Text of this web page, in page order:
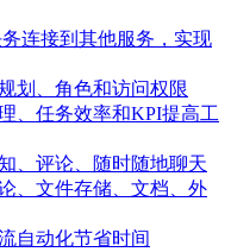
连接到其他服务，实现
划、角色和访问权限
、任务效率和KPI提高工
、评论、随时随地聊天
、文件存储、文档、外
自动化节省时间